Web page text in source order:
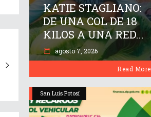
KATIE STAGLIANO:
DE UNA COL DE 18
KILOS A UNA RED...
agosto 7, 2026
Read More
San Luis Potosí